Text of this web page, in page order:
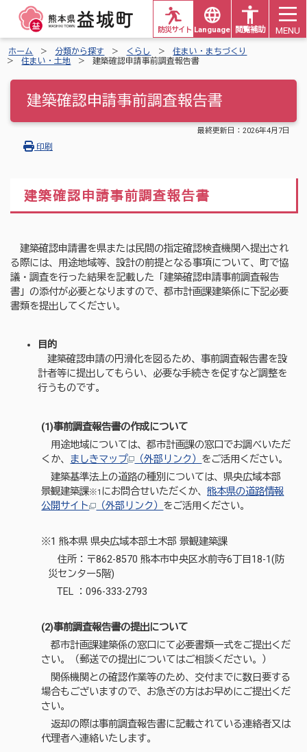
Languages 閲覧補助
防災サイト MENU
ホーム 分類から探す くらし
住まい・まちづくり
住まい・土地
建築確認申請事前調査報告書
建築確認申請事前調査報告書
最終更新日： 2026年4月7日
印刷
建築確認申請事前調査報告書
建築確認申請書を県または民間の指定確認検査機関へ提出され
る際には、用途地域等、設計の前提となる事項について、町で協
議・調査を行った結果を記載した「建築確認申請事前調査報告
書」の添付が必要となりますので、都市計画課建築係に下記必要
書類を提出してください。
目的
建築確認申請の円滑化を図るため、事前調査報告書を設
計者等に提出してもらい、必要な手続きを促すなど調整を
行うものです。
(1)事前調査報告書の作成について
用途地域については、都市計画課の窓口でお調べいただ
くか、 ましきマップ （外部リンク） をご活用ください。
建築基準法上の道路の種別については、県央広域本部
景観建築課※1 にお問合せいただくか、熊本県の道路情報
公開サイト
（外部リンク） をご活用ください。
※1 熊本県 県央広域本部土木部 景観建築課
住所：〒862-8570 熊本市中央区水前寺6丁目18-1(防
災センター5階)
TEL ：096-333-2793
(2)事前調査報告書の提出について
都市計画課建築係の窓口にて必要書類一式をご提出くだ
さい。（郵送での提出についてはご相談ください。）
関係機関との確認作業等のため、交付までに数日要する
場合もございますので、お急ぎの方はお早めにご提出くだ
さい。
返却の際は事前調査報告書に記載されている連絡者又は
代理者へ連絡いたします。